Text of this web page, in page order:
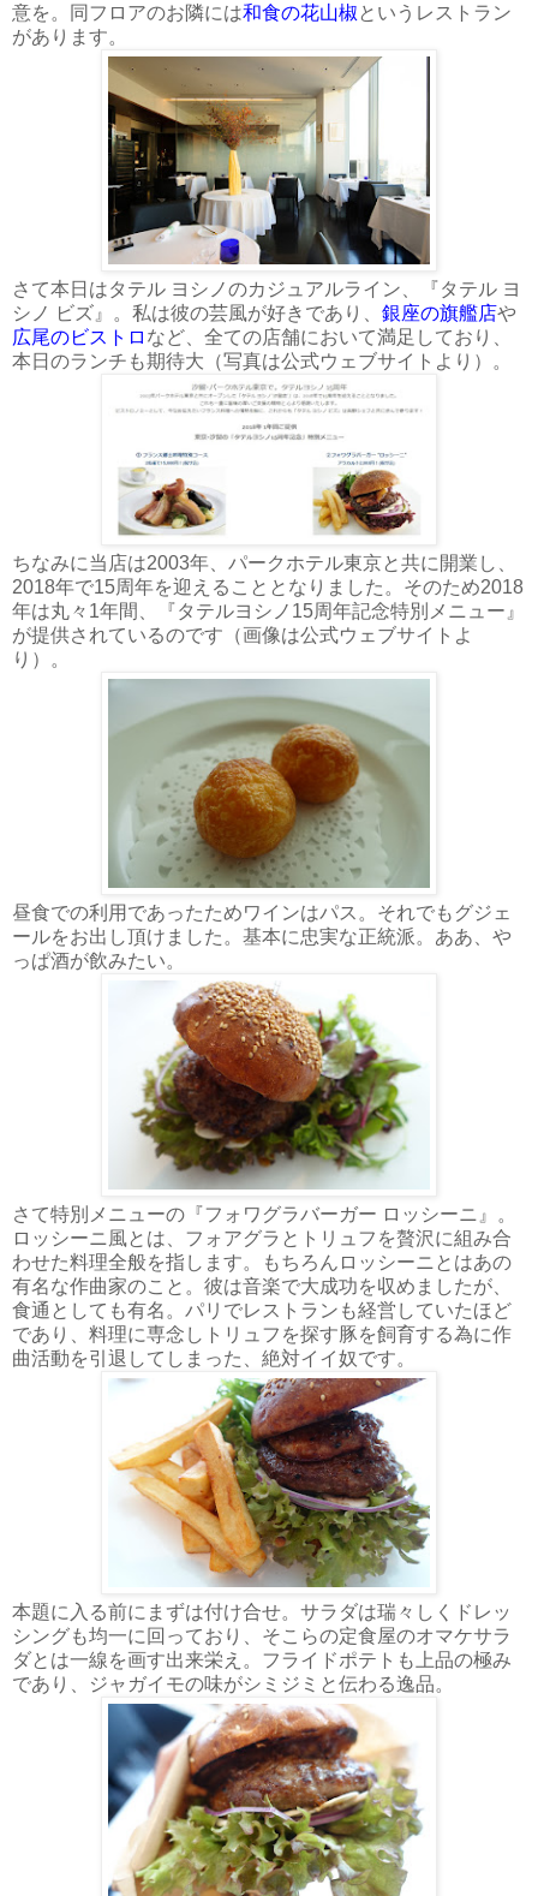
意を。同フロアのお隣には和食の花山椒 というレストラン
があります。
さて本日はタテル ヨシノのカジュアルライン、『タテル ヨ
シノ ビズ』。私は彼の芸風が好きであり、 銀座の旗艦店や
広尾のビストロ など、全ての店舗において満足しており、
本日のランチも期待大（写真は公式ウェブサイトより）。
ちなみに当店は2003年、パークホテル東京と共に開業し、
2018年で15周年を迎えることとなりました。そのため2018
年は丸々1年間、『タテルヨシノ15周年記念特別メニュー』
が提供されているのです（画像は公式ウェブサイトよ
り）。
昼食での利用であったためワインはパス。それでもグジェ
ールをお出し頂けました。基本に忠実な正統派。ああ、や
っぱ酒が飲みたい。
さて特別メニューの『フォワグラバーガー ロッシーニ』。
ロッシーニ風とは、フォアグラとトリュフを贅沢に組み合
わせた料理全般を指します。もちろんロッシーニとはあの
有名な作曲家のこと。彼は音楽で大成功を収めましたが、
食通としても有名。パリでレストランも経営していたほど
であり、料理に専念しトリュフを探す豚を飼育する為に作
曲活動を引退してしまった、絶対イイ奴です。
本題に入る前にまずは付け合せ。サラダは瑞々しくドレッ
シングも均一に回っており、そこらの定食屋のオマケサラ
ダとは一線を画す出来栄え。フライドポテトも上品の極み
であり、ジャガイモの味がシミジミと伝わる逸品。